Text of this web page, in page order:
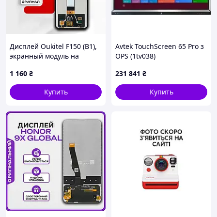
Видео, как мы упаковываем посылки
Дисплей Oukitel F150 (B1),
экранный модуль на
1 160 ₴
Купить
Avtek TouchScreen 65 Pro з
OPS (1tv038)
231 841 ₴
Купить